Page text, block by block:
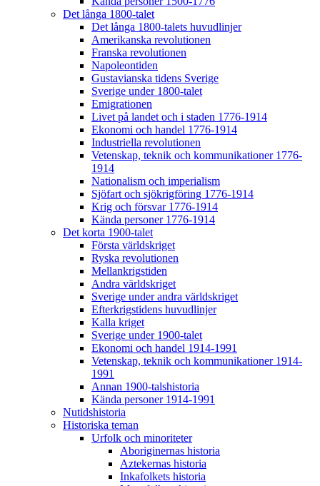
Det långa 1800-talet
Det långa 1800-talets huvudlinjer
Amerikanska revolutionen
Franska revolutionen
Napoleontiden
Gustavianska tidens Sverige
Sverige under 1800-talet
Emigrationen
Livet på landet och i staden 1776-1914
Ekonomi och handel 1776-1914
Industriella revolutionen
Vetenskap, teknik och kommunikationer 1776-
1914
Nationalism och imperialism
Sjöfart och sjökrigföring 1776-1914
Krig och försvar 1776-1914
Kända personer 1776-1914
Det korta 1900-talet
Första världskriget
Ryska revolutionen
Mellankrigstiden
Andra världskriget
Sverige under andra världskriget
Efterkrigstidens huvudlinjer
Kalla kriget
Sverige under 1900-talet
Ekonomi och handel 1914-1991
Vetenskap, teknik och kommunikationer 1914-
1991
Annan 1900-talshistoria
Kända personer 1914-1991
Nutidshistoria
Historiska teman
Urfolk och minoriteter
Aboriginernas historia
Aztekernas historia
Inkafolkets historia